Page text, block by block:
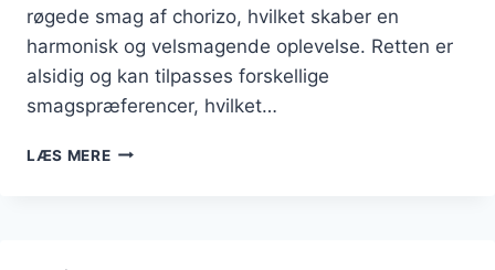
røgede smag af chorizo, hvilket skaber en
harmonisk og velsmagende oplevelse. Retten er
alsidig og kan tilpasses forskellige
smagspræferencer, hvilket…
LÆS MEREPORZO